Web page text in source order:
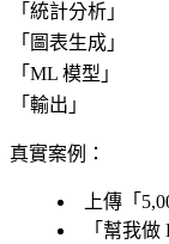
「 統計分析 」
「 圖表生成 」
「 ML 模型 」
「 輸出 」
真實案例 ：
上傳「
「 幫我做